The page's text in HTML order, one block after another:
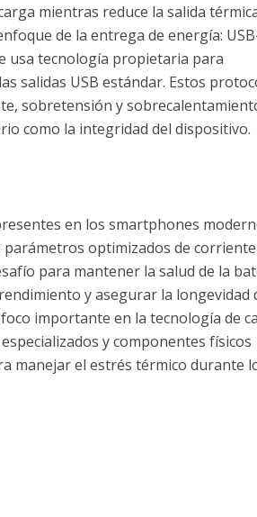
mientras reduce la salida
de la entrega de energía:
usa tecnología propietaria para
salidas USB estándar. Estos
sobretensión y
como la integridad del dispositivo.
en los smartphones
optimizados de
para mantener la salud de la
y asegurar la longevidad
importante en la tecnología de
y componentes físicos
manejar el estrés térmico durante